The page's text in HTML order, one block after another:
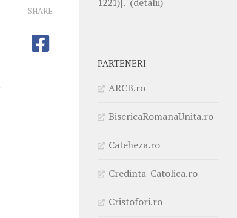
SHARE
PARTENERI
ARCB.ro
BisericaRomanaUnita.ro
Cateheza.ro
Credinta-Catolica.ro
Cristofori.ro